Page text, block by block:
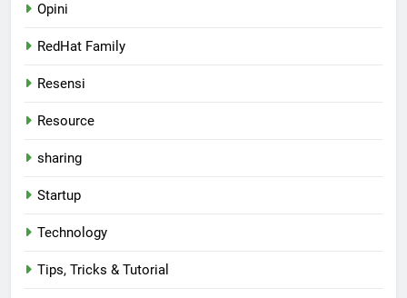
Opini
RedHat Family
Resensi
Resource
sharing
Startup
Technology
Tips, Tricks & Tutorial